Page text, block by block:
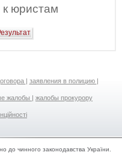
юристам
заявления в полицию
жалобы жалобы прокурору
до чинного законодавства України.